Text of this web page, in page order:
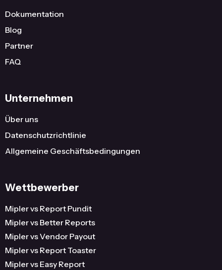
Dokumentation
Blog
Partner
FAQ
Unternehmen
Über uns
Datenschutzrichtlinie
Allgemeine Geschäftsbedingungen
Wettbewerber
Mipler vs Report Pundit
Mipler vs Better Reports
Mipler vs Vendor Payout
Mipler vs Report Toaster
Mipler vs Easy Report